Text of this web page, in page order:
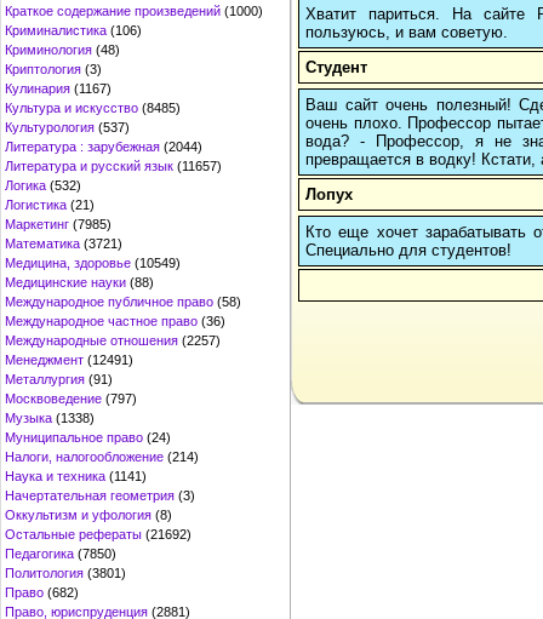
Краткое содержание произведений (1000)
Криминалистика (106)
Криминология (48)
Криптология (3)
Кулинария (1167)
Культура и искусство (8485)
Культурология (537)
Литература : зарубежная (2044)
Литература и русский язык (11657)
Логика (532)
Логистика (21)
Маркетинг (7985)
Математика (3721)
Медицина, здоровье (10549)
Медицинские науки (88)
Международное публичное право (58)
Международное частное право (36)
Международные отношения (2257)
Менеджмент (12491)
Металлургия (91)
Москвоведение (797)
Музыка (1338)
Муниципальное право (24)
Налоги, налогообложение (214)
Наука и техника (1141)
Начертательная геометрия (3)
Оккультизм и уфология (8)
Остальные рефераты (21692)
Педагогика (7850)
Политология (3801)
Право (682)
Право, юриспруденция (2881)
Хватит париться. На
пользуюсь, и вам советую.
Студент
Ваш сайт очень полезный!
очень плохо. Профессор
вода? - Профессор, я не
превращается в водку! Кстати,
Лопух
Кто еще хочет зарабатывать
Cпециально для студентов!